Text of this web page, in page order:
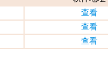
查看
查看
查看